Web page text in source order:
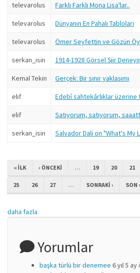
televarolus Farklı Farklı Mona Lisa'lar..
televarolus Dünyanın En Pahalı Tabloları
televarolus Ömer Seyfettin ve Gözün
serkan_isin 1914-1928 Görsel Şiir
Kemal Tekin Gerçek: Bir sınır yaklaşımı
elif Edebî sahtekârlıklar
elif Satıyorum, satıyorum,
serkan_isin Salvador Dali on "What's My
« ILK ‹ ÖNCEKI … 19 20 21
25 26 27 … SONRAKI › SON
daha fazla
Yorumlar
başka türlü bir denemee 6 yıl 5 ay